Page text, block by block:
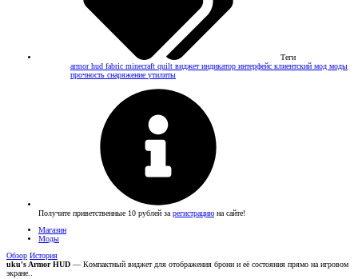
Теги
armor hud fabric minecraft quilt виджетиндикатор интерфейс клиентский мод моды
прочность снаряжение утилиты
Получите приветственные 10 рублей за регистрацию на сайте!
Магазин
Моды
Обзор История
uku's Armor HUD — Компактный виджет для отображения брони и её состояния прямо на игровом
экране..